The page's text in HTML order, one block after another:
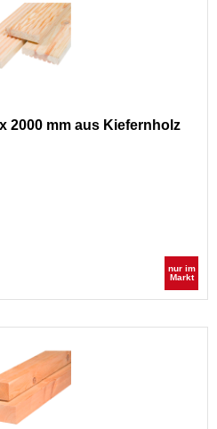
2000 mm aus Kiefernholz
nur im
Markt